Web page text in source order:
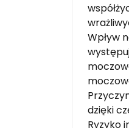
Wpływ
dzięki
Ryzyko